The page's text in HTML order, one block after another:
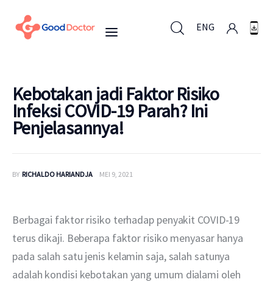
ENG
ENG
Untuk Bisnis
Layanan
Kebotakan jadi Faktor Risiko
Infeksi COVID-19 Parah? Ini
Penjelasannya!
BY RICHALDO HARIANDJA MEI 9, 2021
Berbagai faktor risiko terhadap penyakit COVID-19
terus dikaji. Beberapa faktor risiko menyasar hanya
pada salah satu jenis kelamin saja, salah satunya
adalah kondisi kebotakan yang umum dialami oleh